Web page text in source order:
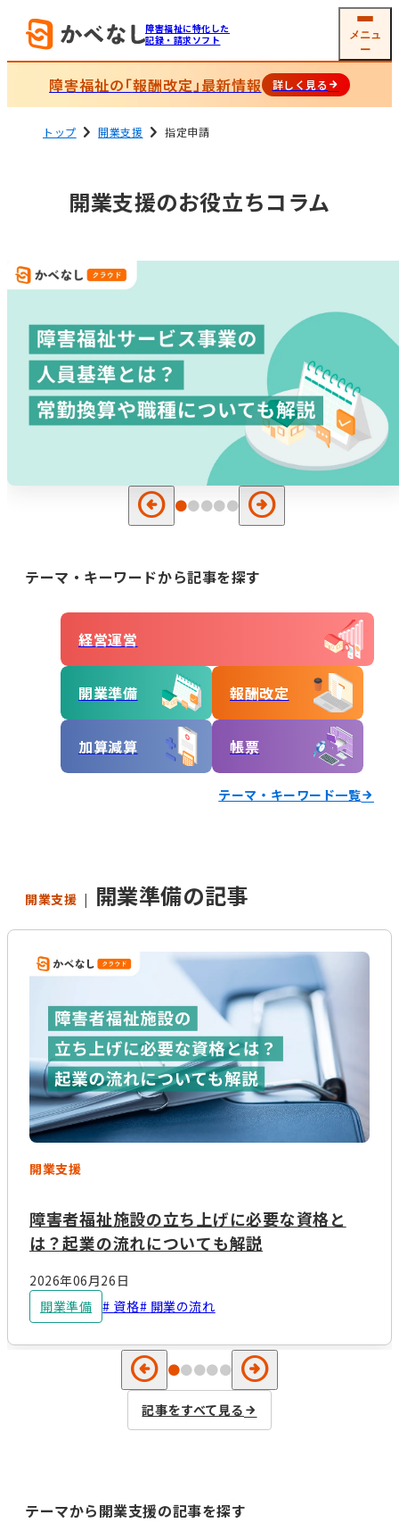
障害福祉に特化した
記録・請求ソフト
メニュ
ー
生活介護
グループホーム
(共同生活援助)
利用者
支援記録・
電子サイン
メール交付 国保連請求
その他機能
開業支援サービス
サービス詳細
事業計画立案支援
法人設立 指定申請代行
求人広告掲載・人材紹介
その他のサービス
レンタルタブレット
ホームページ作成
職員向け動画研修サー
お役立ちコラム
セミナー・イベント
情報トップ
就労系サービス 相談支援
グループホーム
テーマからコラムを探す
キーワードからコラムを探す キーワード一覧
記録 帳票作成 電子サイン
国保連請求 工賃計算 指定申請
開業の流れ 処遇改善加算 法改正
個別支援計画
障害福祉の「報酬改定」最新情報 詳しく見る
トップ 開業支援 指定申請
開業支援のお役立ちコラム
arrow_circle_left arrow_circle_right
テーマ・キーワードから記事を探す
経営運営
開業準備 報酬改定
加算減算 帳票
テーマ・キーワード一覧
開業支援 開業準備の記事
記事をすべて見る
開業支援
障害者福祉施設の立ち上げに必要な資格と
は？起業の流れについても解説
2026年06月26日
開業準備
資格 開業の流れ
arrow_circle_left arrow_circle_right
テーマから開業支援の記事を探す